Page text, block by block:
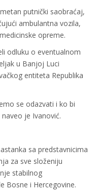
putnički saobraćaj,
ambulantna vozila,
opreme.
odluku o eventualnom
u Banjoj Luci
entiteta Republika
se odazvati i ko bi
je Ivanović.
sa predstavnicima
za sve složeniju
stabilnog
Bosne i Hercegovine.